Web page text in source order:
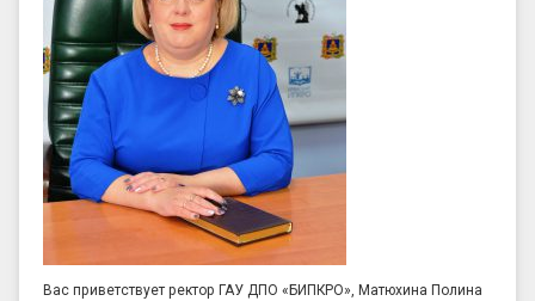
Вас приветствует ректор ГАУ ДПО «БИПКРО», Матюхина Полина